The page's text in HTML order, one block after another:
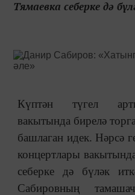
Тямаевка себерке дә
Күптән түгел
вакытында бирелә
башлаган идек. Нәрсә
концертлары
себерке дә бүләк
Сабировның